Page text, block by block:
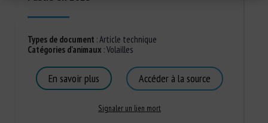
Types de document :Article technique
Catégories d'animaux :Volailles
En savoir plus Accéder à la source
Signaler un lien mort